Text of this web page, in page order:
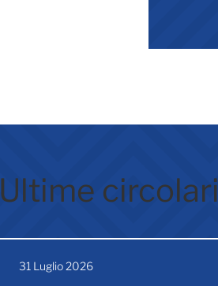
Ultime circolari
31 Luglio 2026